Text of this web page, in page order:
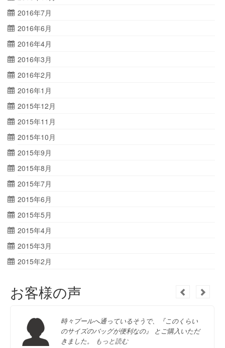
2016年7月
2016年6月
2016年4月
2016年3月
2016年2月
2016年1月
2015年12月
2015年11月
2015年10月
2015年9月
2015年8月
2015年7月
2015年6月
2015年5月
2015年4月
2015年3月
2015年2月
お客様の声
時々プールへ通っているそうで、『このくらい
のサイズのバッグが便利なの』 とご購入いただ
きました。
もっと読む